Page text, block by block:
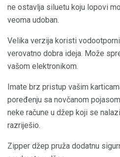
ne ostavlja siluetu koju lopovi
veoma udoban.
Velika verzija koristi
verovatno dobra ideja. Može
vašom elektronikom.
Imate brz pristup vašim
poređenju sa novčanom
neke račune u džep koji se
razriješio.
Zipper džep pruža dodatnu